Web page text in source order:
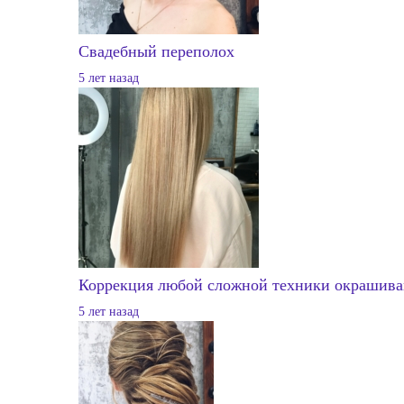
Свадебный переполох
5 лет назад
Коррекция любой сложной техники
5 лет назад